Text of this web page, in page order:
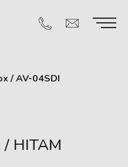
/AV-04SDI
HITAM